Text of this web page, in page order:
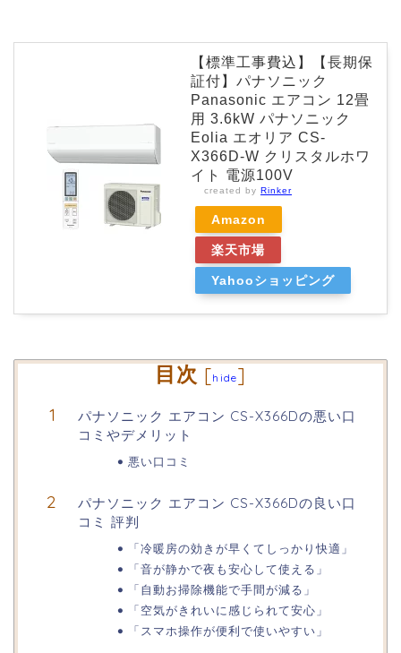
【標準工事費込】【長期保
証付】パナソニック
Panasonic エアコン 12畳
用 3.6kW パナソニック
Eolia エオリア CS-
X366D-W クリスタルホワ
イト 電源100V
created by Rinker
Amazon
楽天市場
Yahooショッピング
目次 [hide]
パナソニック エアコン CS-X366Dの悪い口
コミやデメリット
悪い口コミ
パナソニック エアコン CS-X366Dの良い口
コミ 評判
「冷暖房の効きが早くてしっかり快適」
「音が静かで夜も安心して使える」
「自動お掃除機能で手間が減る」
「空気がきれいに感じられて安心」
「スマホ操作が便利で使いやすい」